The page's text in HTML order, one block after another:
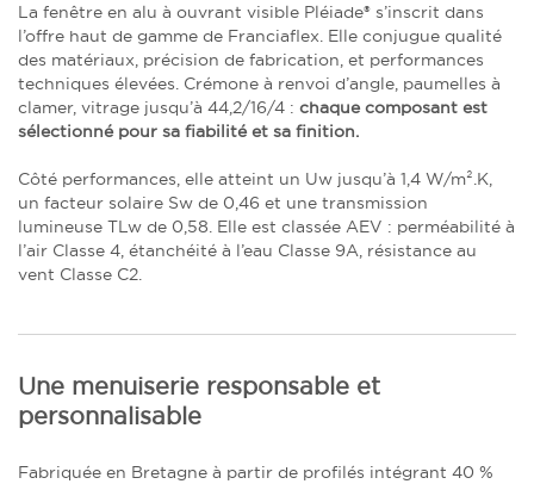
La fenêtre en alu à ouvrant visible Pléiade® s’inscrit dans
l’offre haut de gamme de Franciaflex. Elle conjugue qualité
des matériaux, précision de fabrication, et performances
techniques élevées. Crémone à renvoi d’angle, paumelles à
clamer, vitrage jusqu’à 44,2/16/4 : chaque composant est
sélectionné pour sa fiabilité et sa finition.
Côté performances, elle atteint un Uw jusqu’à 1,4 W/m².K,
un facteur solaire Sw de 0,46 et une transmission
lumineuse TLw de 0,58. Elle est classée AEV : perméabilité à
l’air Classe 4, étanchéité à l’eau Classe 9A, résistance au
vent Classe C2.
Une menuiserie responsable et
personnalisable
Fabriquée en Bretagne à partir de profilés intégrant 40 %